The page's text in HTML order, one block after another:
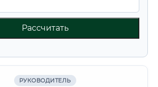
Рассчитать
РУКОВОДИТЕЛЬ